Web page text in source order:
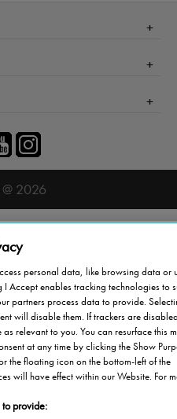
@ 2026
personal data, like browsing data or
Accept enables tracking technologies to
partners process data to provide.
will disable them. If trackers are
relevant to you. You can resurface this
at any time by clicking the Show
the floating icon on the bottom-left of the
will have effect within our Website. For
provide: